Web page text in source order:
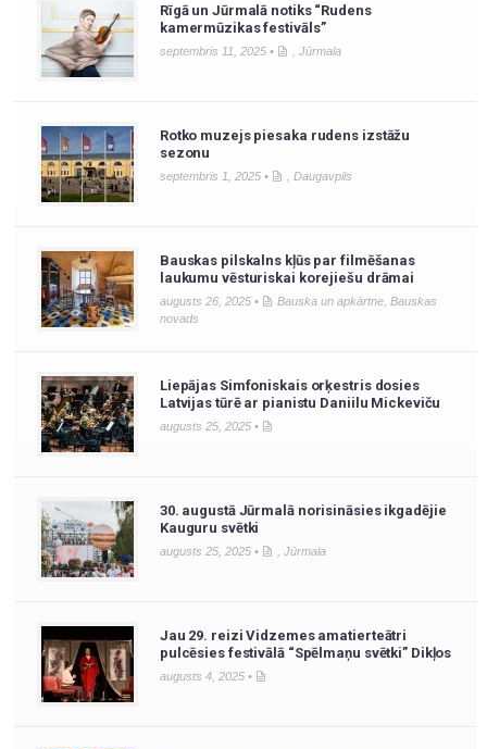
Rīgā un Jūrmalā notiks “Rudens
kamermūzikas festivāls”
septembris 11, 2025 • Jūrmala
Rotko muzejs piesaka rudens izstāžu
sezonu
septembris 1, 2025 • Daugavpils
Bauskas pilskalns kļūs par filmēšanas
laukumu vēsturiskai korejiešu drāmai
augusts 26, 2025 • Bauska un apkārtne, Bauskas
novads
Liepājas Simfoniskais orķestris dosies
Latvijas tūrē ar pianistu Daniilu Mickeviču
augusts 25, 2025 •
30. augustā Jūrmalā norisināsies ikgadējie
Kauguru svētki
augusts 25, 2025 • Jūrmala
Jau 29. reizi Vidzemes amatierteātri
pulcēsies festivālā “Spēlmaņu svētki” Dikļos
augusts 4, 2025 •